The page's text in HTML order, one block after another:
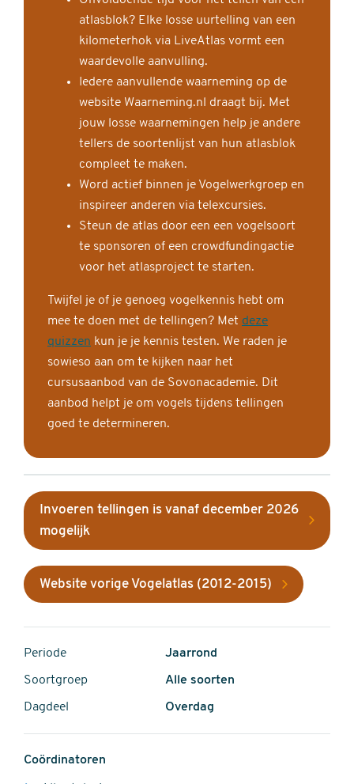
atlasblok? Elke losse uurtelling van een
kilometerhok via LiveAtlas vormt een
waardevolle aanvulling.
Iedere aanvullende waarneming op de
website Waarneming.nl draagt bij. Met
jouw losse waarnemingen help je andere
tellers de soortenlijst van hun atlasblok
compleet te maken.
Word actief binnen je Vogelwerkgroep en
inspireer anderen via telexcursies.
Steun de atlas door een een vogelsoort
te sponsoren of een crowdfundingactie
voor het atlasproject te starten.
Twijfel je of je genoeg vogelkennis hebt om
mee te doen met de tellingen? Met deze
quizzen kun je je kennis testen. We raden je
sowieso aan om te kijken naar het
cursusaanbod van de Sovonacademie. Dit
aanbod helpt je om vogels tijdens tellingen
goed te determineren.
Invoeren tellingen is vanaf december 2026
mogelijk
Website vorige Vogelatlas (2012-2015)
Periode Jaarrond
Soortgroep Alle soorten
Dagdeel Overdag
Coördinatoren